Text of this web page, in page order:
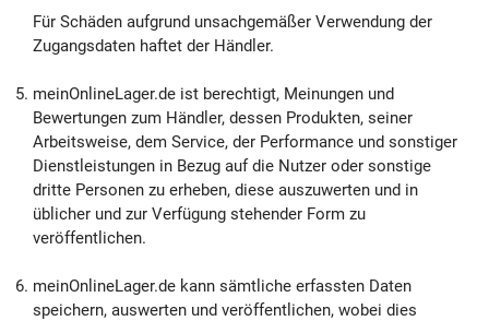
Für Schäden aufgrund unsachgemäßer Verwendung der
Zugangsdaten haftet der Händler.
meinOnlineLager.de ist berechtigt, Meinungen und
Bewertungen zum Händler, dessen Produkten, seiner
Arbeitsweise, dem Service, der Performance und sonstiger
Dienstleistungen in Bezug auf die Nutzer oder sonstige
dritte Personen zu erheben, diese auszuwerten und in
üblicher und zur Verfügung stehender Form zu
veröffentlichen.
meinOnlineLager.de kann sämtliche erfassten Daten
speichern, auswerten und veröffentlichen, wobei dies